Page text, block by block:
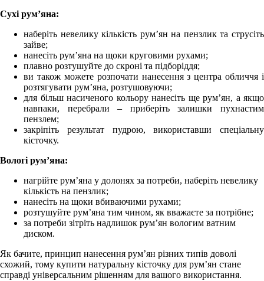
Сухі рум’яна:
наберіть невелику кількість рум’ян на пензлик та струсіть
зайве;
нанесіть рум’яна на щоки круговими рухами;
плавно розтушуйте до скроні та підборіддя;
ви також можете розпочати нанесення з центра обличчя і
розтягувати рум’яна, розтушовуючи;
для більш насиченого кольору нанесіть ще рум’ян, а якщо
навпаки, перебрали – приберіть залишки пухнастим
пензлем;
закріпіть результат пудрою, використавши спеціальну
кісточку.
Вологі рум’яна:
нагрійте рум’яна у долонях за потреби, наберіть невелику
кількість на пензлик;
нанесіть на щоки вбиваючими рухами;
розтушуйте рум’яна тим чином, як вважаєте за потрібне;
за потреби зітріть надлишок рум’ян вологим ватним
диском.
Як бачите, принцип нанесення рум’ян різних типів доволі
схожий, тому купити натуральну кісточку для рум’ян стане
справді універсальним рішенням для вашого використання.